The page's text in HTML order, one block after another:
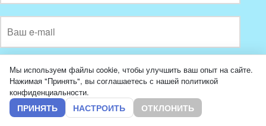
Воздушный компрессор, 40 л/мин.
Система аэрации из нерж. стали
Фальшдно перфорированное
Пластиковые крышки
Мы используем файлы cookie, чтобы улучшить ваш опыт на сайте.
Нажимая "Принять", вы соглашаетесь с нашей политикой
конфиденциальности.
ПРИНЯТЬ НАСТРОИТЬ ОТКЛОНИТЬ